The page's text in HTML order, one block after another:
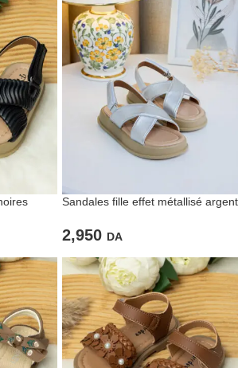
Sandales fille effet métallisé argent
2,950 DA